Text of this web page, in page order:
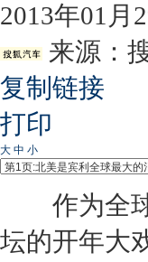
2013年01月
来源：
复制链接
打印
大 中 小
作为全球
坛的开年大